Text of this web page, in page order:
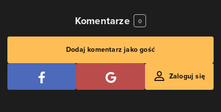
Komentarze 0
Dodaj komentarz jako gość
Zaloguj się